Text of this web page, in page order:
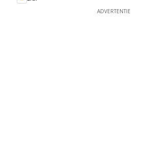
ADVERTENTIE